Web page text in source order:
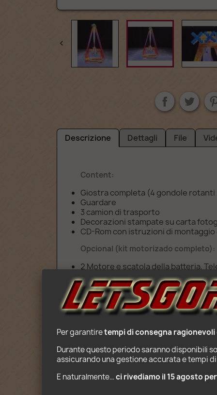

Descrizione Dettagli File
Content:
Giostra completa (4 gondole rotanti
Guardare
3 camion di trasporto
Decorazioni stampate su carta
CD-Rom con istruzioni di
Opcional (kit motorizado completo):
2 Motore e scatola della batteria,
Età: 12+
Per garantire tempi di consegna ragionevoli
Durante questo periodo saranno disponibili
assicurando una gestione accurata e tempi
E naturalmente… ci rivediamo il 15 agosto